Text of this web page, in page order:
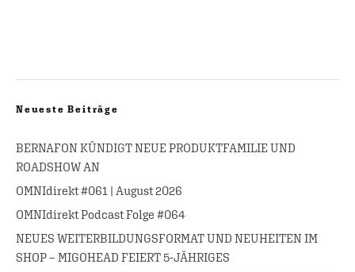
Neueste Beiträge
BERNAFON KÜNDIGT NEUE PRODUKTFAMILIE UND
ROADSHOW AN
OMNIdirekt #061 | August 2026
OMNIdirekt Podcast Folge #064
NEUES WEITERBILDUNGSFORMAT UND NEUHEITEN IM
SHOP – MIGOHEAD FEIERT 5-JÄHRIGES